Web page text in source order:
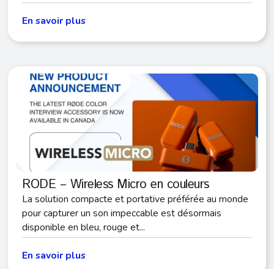
En savoir plus
RODE – Wireless Micro en couleurs
La solution compacte et portative préférée au monde
pour capturer un son impeccable est désormais
disponible en bleu, rouge et...
En savoir plus